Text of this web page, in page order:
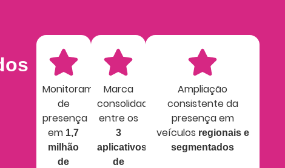
Monitoramento
de
presença
em 1,7
milhão
de
Marca
consolidada
entre os
3
aplicativos
de
Ampliação
consistente da
presença em
veículos regionais e
segmentados